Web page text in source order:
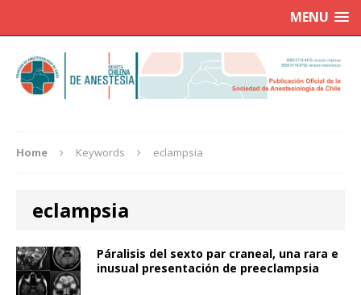
MENU
Home Keywords eclampsia
eclampsia
Páralisis del sexto par craneal, una rara e
inusual presentación de preeclampsia